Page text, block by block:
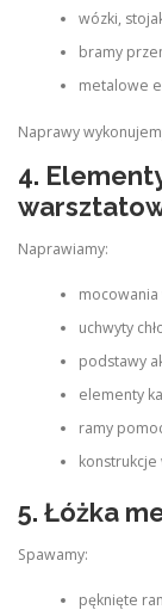
wózki,
bramy
metalowe
Naprawy
4.
Naprawiamy:
mocowania
uchwyty
podstawy
elementy
ramy
konstrukcje
5. Łóżka
Spawamy:
pęknięte